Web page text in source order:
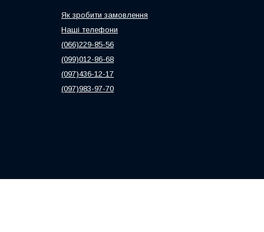
Як зробити замовлення
Наші телефони
(066)229-85-56
(099)012-86-68
(097)436-12-17
(097)983-97-70